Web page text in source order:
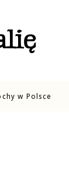
w Polsce